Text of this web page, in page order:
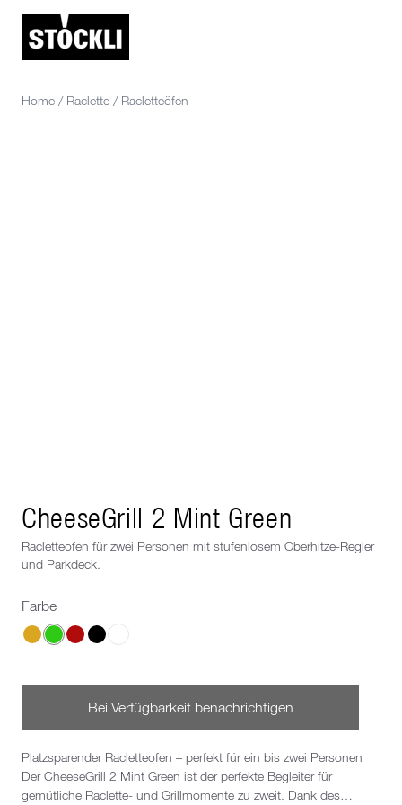
Home / Raclette / Racletteöfen
CheeseGrill 2 Mint Green
Racletteofen für zwei Personen mit stufenlosem Oberhitze-Regler
und Parkdeck.
Farbe
Wähle eine Farbe
Bei Verfügbarkeit benachrichtigen
Platzsparender Racletteofen – perfekt für ein bis zwei Personen
Der CheeseGrill 2 Mint Green ist der perfekte Begleiter für
gemütliche Raclette- und Grillmomente zu zweit. Dank des